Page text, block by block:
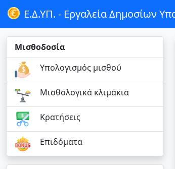
Ε.Δ.ΥΠ. - Εργαλεία Δημοσίων
Μισθοδοσία
Υπολογισμός μισθού
Μισθολογικά κλιμάκια
Κρατήσεις
Επιδόματα